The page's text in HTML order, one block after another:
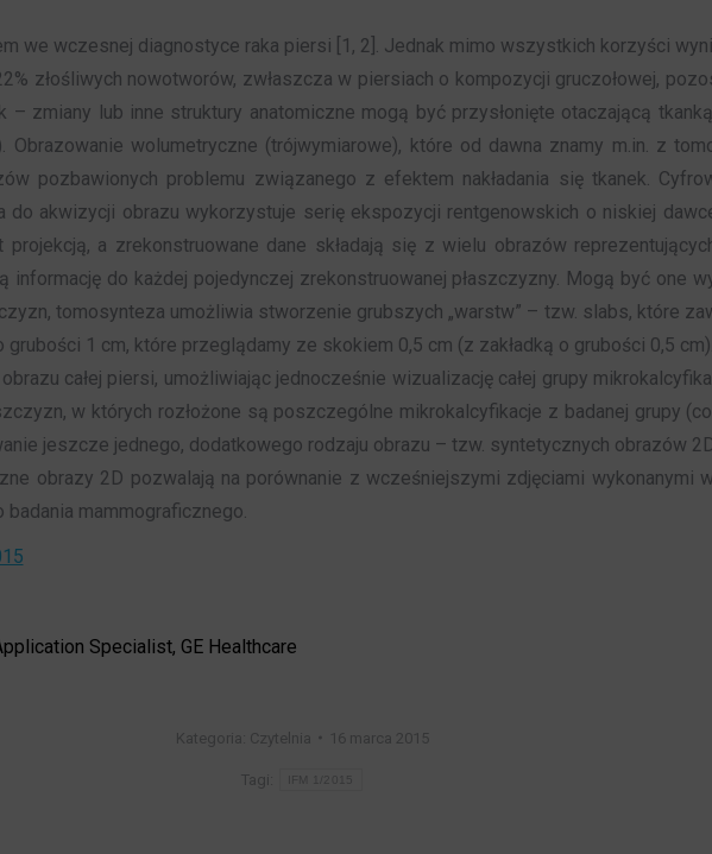
we wczesnej diagnostyce raka piersi [1, 2]. Jednak mimo wszystkich korzyści
złośliwych nowotworów, zwłaszcza w piersiach o kompozycji gruczołowej,
– zmiany lub inne struktury anatomiczne mogą być przysłonięte otaczającą
wolumetryczne (trójwymiarowe), które od dawna znamy m.in. z
pozbawionych problemu związanego z efektem nakładania się tkanek.
do akwizycji obrazu wykorzystuje serię ekspozycji rentgenowskich o niskiej
a zrekonstruowane dane składają się z wielu obrazów
do każdej pojedynczej zrekonstruowanej płaszczyzny. Mogą być one
tomosynteza umożliwia stworzenie grubszych „warstw” – tzw. slabs, które
1 cm, które przeglądamy ze skokiem 0,5 cm (z zakładką o grubości 0,5
całej piersi, umożliwiając jednocześnie wizualizację całej grupy
w których rozłożone są poszczególne mikrokalcyfikacje z badanej grupy
jeszcze jednego, dodatkowego rodzaju obrazu – tzw. syntetycznych obrazów
obrazy 2D pozwalają na porównanie z wcześniejszymi zdjęciami wykonanymi
mammograficznego.
Specialist, GE Healthcare
Kategoria: Czytelnia 16 marca 2015
Tagi: IFM 1/2015